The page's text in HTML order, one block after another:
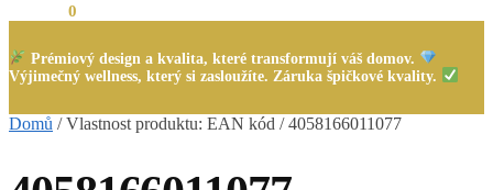
0
Prémiový design a kvalita, které transformují váš domov.
Výjimečný wellness, který si zasloužíte. Záruka špičkové kvality.
Domů /Vlastnost produktu: EAN kód /4058166011077